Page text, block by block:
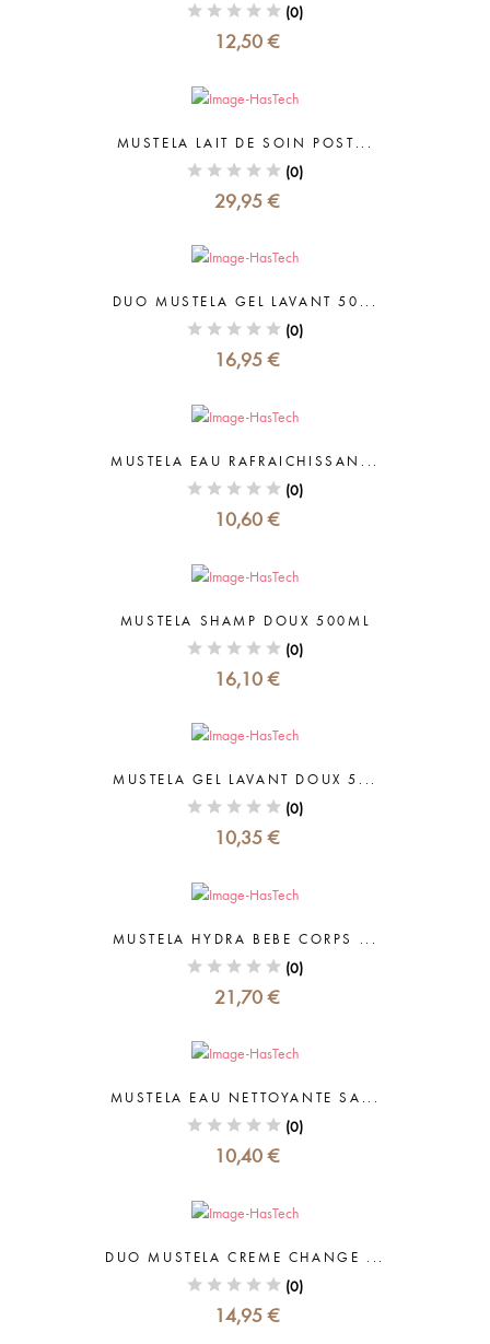
(0)
12,50 €
MUSTELA LAIT DE SOIN POST...
(0)
29,95 €
DUO MUSTELA GEL LAVANT 50...
(0)
16,95 €
MUSTELA EAU RAFRAICHISSAN...
(0)
10,60 €
MUSTELA SHAMP DOUX 500ML
(0)
16,10 €
MUSTELA GEL LAVANT DOUX 5...
(0)
10,35 €
MUSTELA HYDRA BEBE CORPS ...
(0)
21,70 €
MUSTELA EAU NETTOYANTE SA...
(0)
10,40 €
DUO MUSTELA CREME CHANGE ...
(0)
14,95 €